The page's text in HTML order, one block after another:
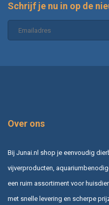
Schrijf je nu in op de
Over ons
Bij Junai.nl shop je eenvoudig
vijverproducten,
een ruim assortiment voor
met snelle levering en scherpe